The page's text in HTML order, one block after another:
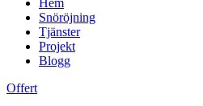
Hem
Snöröjning
Tjänster
Projekt
Blogg
Offert